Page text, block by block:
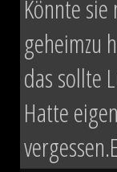
Könnte
geheimzu
das sollte
Hatte